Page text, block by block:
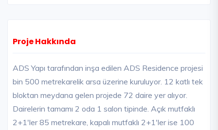
Proje Hakkında
ADS Yapı tarafından inşa edilen ADS Residence projesi
bin 500 metrekarelik arsa üzerine kuruluyor. 12 katlı tek
bloktan meydana gelen projede 72 daire yer alıyor.
Dairelerin tamamı 2 oda 1 salon tipinde. Açık mutfaklı
2+1'ler 85 metrekare, kapalı mutfaklı 2+1'ler ise 100